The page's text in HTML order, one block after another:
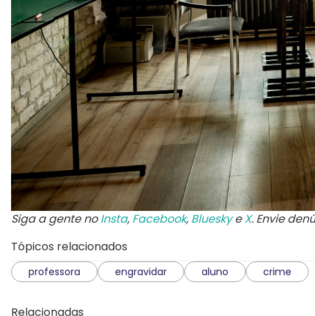
Siga a gente noInsta, Facebook, BlueskyeX. Envie
Tópicos relacionados
professora engravidar aluno crime
Relacionadas